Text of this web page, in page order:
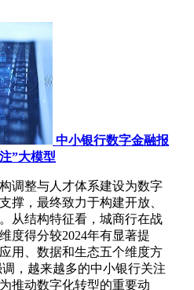
中小银行数字金融报
”大模型
调整与人才体系建设为数字
撑，最终致力于构建开放、
从结构特征看，城商行在战
度得分较2024年有显著提
用、数据和生态五个维度方
，越来越多的中小银行关注
推动数字化转型的重要动